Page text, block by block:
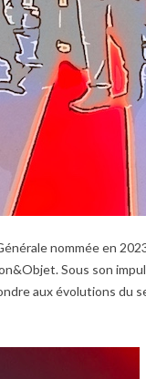
nommée en
Sous son
aux évolutions du